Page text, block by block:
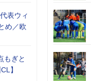
表ウィ
め／欧
もぎと
】